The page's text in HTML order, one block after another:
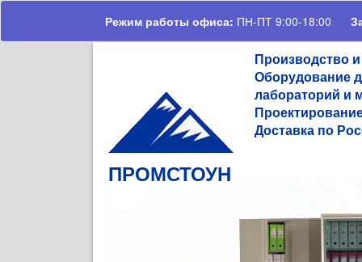
Режим работы офиса: ПН-ПТ 9:00-18:00
ПРОМСТОУН
Производство
Оборудование
лабораторий и
Доставка по